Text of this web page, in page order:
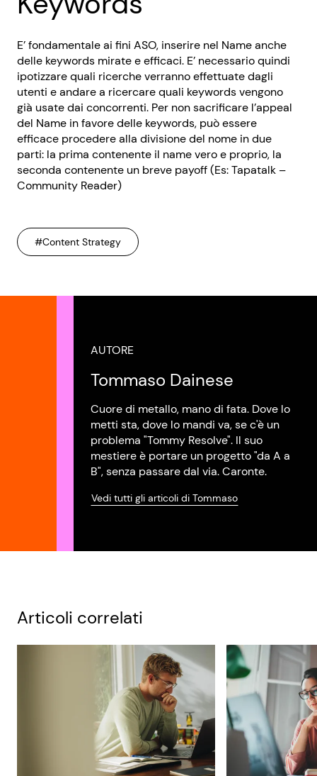
E’ fondamentale ai fini ASO, inserire nel Name anche
delle keywords mirate e efficaci. E’ necessario quindi
ipotizzare quali ricerche verranno effettuate dagli
utenti e andare a ricercare quali keywords vengono
già usate dai concorrenti. Per non sacrificare l’appeal
del Name in favore delle keywords, può essere
efficace procedere alla divisione del nome in due
parti: la prima contenente il name vero e proprio, la
seconda contenente un breve payoff (Es: Tapatalk –
Community Reader)
#Content Strategy
AUTORE
Tommaso Dainese
Cuore di metallo, mano di fata. Dove lo
metti sta, dove lo mandi va, se c'è un
problema "Tommy Resolve". Il suo
mestiere è portare un progetto "da A a
B", senza passare dal via. Caronte.
Vedi tutti gli articoli di Tommaso
Articoli correlati